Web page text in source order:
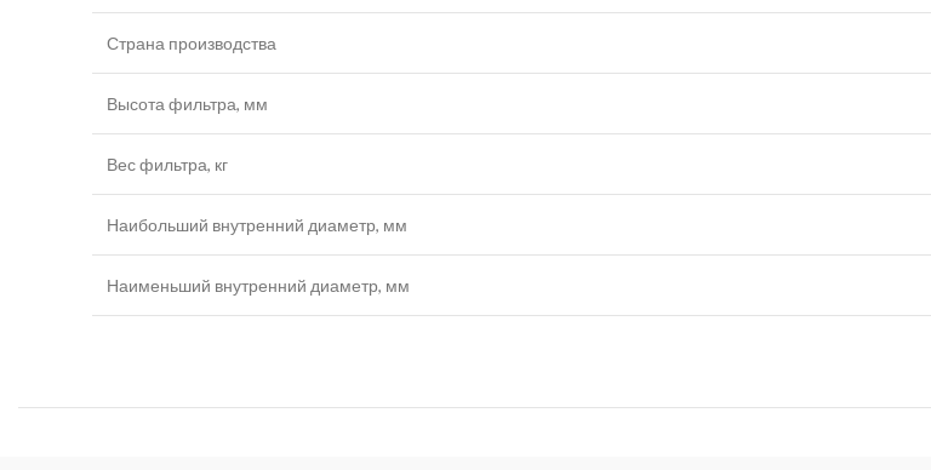
Страна производства
Высота фильтра, мм
Вес фильтра, кг
Наибольший внутренний диаметр, мм
Наименьший внутренний диаметр, мм